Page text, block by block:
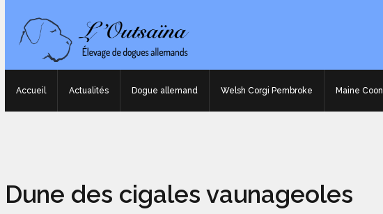
Accueil Actualités Dogue allemand Welsh Corgi Pembroke Maine Coon
Dune des cigales vaunageoles